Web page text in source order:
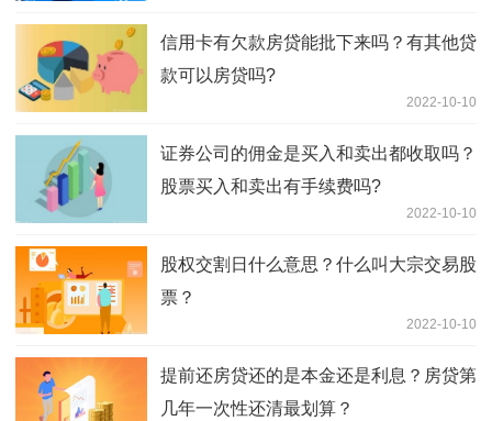
信用卡有欠款房贷能批下来吗？有其他贷
款可以房贷吗?
2022-10-10
证券公司的佣金是买入和卖出都收取吗？
股票买入和卖出有手续费吗?
2022-10-10
股权交割日什么意思？什么叫大宗交易股
票？
2022-10-10
提前还房贷还的是本金还是利息？房贷第
几年一次性还清最划算？